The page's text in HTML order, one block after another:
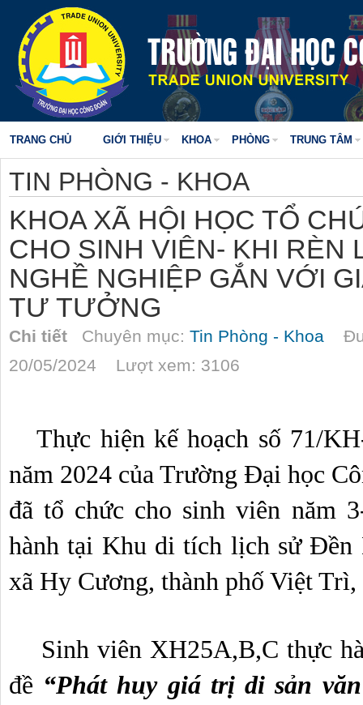
TRANG CHỦ GIỚI THIỆU KHOA PHÒNG TRUNG TÂM
TIN PHÒNG - KHOA
KHOA XÃ HỘI HỌC TỔ
CHO SINH VIÊN- KHI RÈN
NGHỀ NGHIỆP GẮN VỚI
TƯ TƯỞNG
Chi tiết Chuyên mục: Tin Phòng - Khoa
20/05/2024 Lượt xem: 3106
   Thực hiện kế hoạch số 71/KH-ĐHCĐ ngày 02 tháng 05
năm 2024 của Trường Đại học
đã tổ chức cho sinh viên năm
hành tại Khu di tích lịch sử Đền
xã Hy Cương, thành phố Việt
đề “Phát huy giá trị di sản